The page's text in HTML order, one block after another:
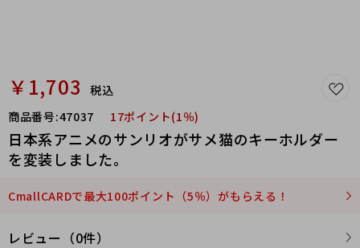
￥1,703
税込
商品番号:47037 17ポイント(1％)
日本系アニメのサンリオがサメ猫のキーホルダー
を変装しました。
CmallCARDで最大100ポイント（5％）がもらえる！
レビュー（0件）